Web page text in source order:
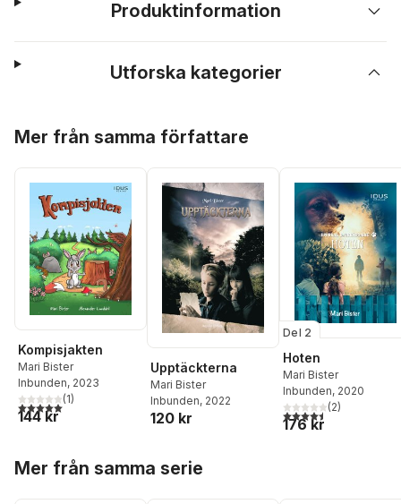
Produktinformation
Utforska kategorier
Mer från samma författare
Kompisjakten
Mari Bister
Inbunden, 2023
5,0utav 5 stjärnor. Totalt antal röster:
(1)
144 kr
Upptäckterna
Mari Bister
Inbunden, 2022
120 kr
Del 2
Hoten
Mari Bister
Inbunden, 2020
4,5utav 5 stjärnor.
(2)
176 kr
Mer från samma serie